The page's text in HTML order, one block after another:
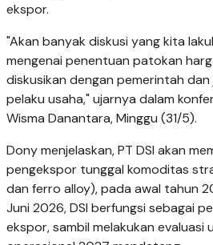
ekspor.
"Akan banyak diskusi yang kita
mengenai penentuan patokan
diskusikan dengan pemerintah
pelaku usaha," ujarnya dalam
Wisma Danantara, Minggu (31/5).
Dony menjelaskan, PT DSI akan
pengekspor tunggal komoditas
dan ferro alloy), pada awal tahun
Juni 2026, DSI berfungsi sebagai
ekspor, sambil melakukan evaluasi